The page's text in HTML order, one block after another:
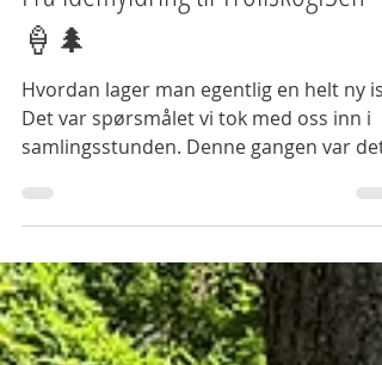
Kjell Gunnar Ytre-Eide
3. juli
Fra idémyldring til TrollskogISen
🍦🌲
Hvordan lager man egentlig en helt ny is?
barna som skulle være isutviklere.